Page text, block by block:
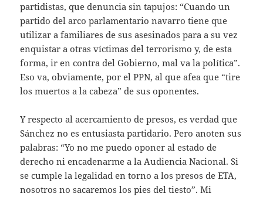
partidistas, que denuncia sin tapujos: “Cuando un
partido del arco parlamentario navarro tiene que
utilizar a familiares de sus asesinados para a su vez
enquistar a otras víctimas del terrorismo y, de esta
forma, ir en contra del Gobierno, mal va la política”.
Eso va, obviamente, por el PPN, al que afea que “tire
los muertos a la cabeza” de sus oponentes.
Y respecto al acercamiento de presos, es verdad que
Sánchez no es entusiasta partidario. Pero anoten sus
palabras: “Yo no me puedo oponer al estado de
derecho ni encadenarme a la Audiencia Nacional. Si
se cumple la legalidad en torno a los presos de ETA,
nosotros no sacaremos los pies del tiesto”. Mi